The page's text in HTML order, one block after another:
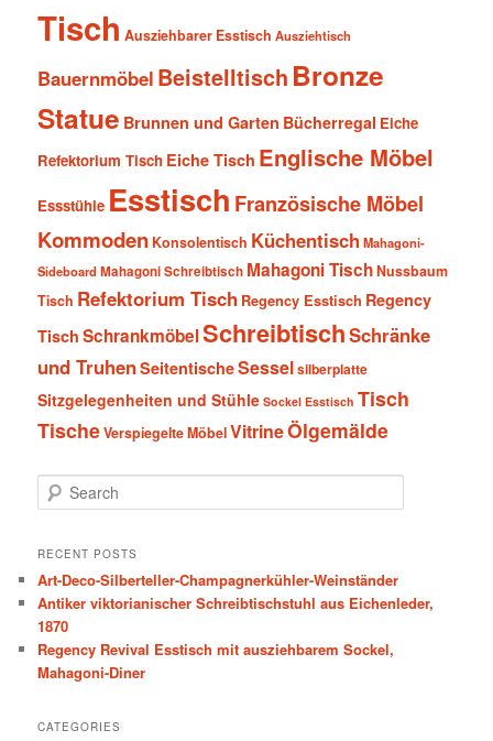
Tisch Ausziehbarer Esstisch Ausziehtisch
Bauernmöbel Beistelltisch Bronze
Statue Brunnen und Garten Bücherregal Eiche
Refektorium Tisch Eiche Tisch Englische Möbel
Essstühle Esstisch Französische Möbel
Kommoden Konsolentisch Küchentisch Mahagoni-
SideboardMahagoni Schreibtisch Mahagoni TischNussbaum
Tisch Refektorium Tisch Regency Esstisch Regency
Tisch SchrankmöbelSchreibtischSchränke
und TruhenSeitentischeSesselsilberplatte
Sitzgelegenheiten und Stühle Sockel Esstisch Tisch
TischeVerspiegelte MöbelVitrineÖlgemälde
e
r
h
RECENT POSTS
Art-Deco-Silberteller-Champagnerkühler-Weinständer
Antiker viktorianischer Schreibtischstuhl aus Eichenleder,
1870
Regency Revival Esstisch mit ausziehbarem Sockel,
Mahagoni-Diner
CATEGORIES